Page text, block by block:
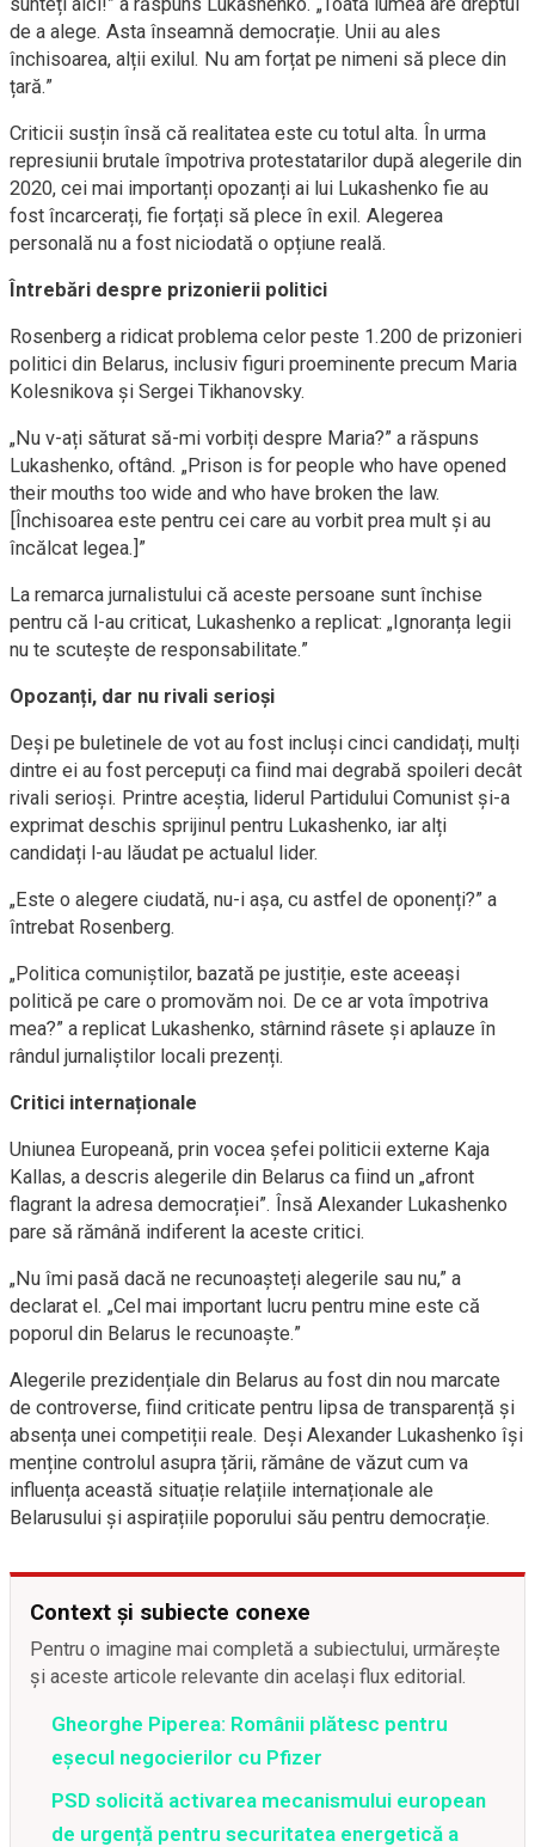
de a alege. Asta înseamnă democrație. Unii au ales
închisoarea, alții exilul. Nu am forțat pe nimeni să plece din
țară.”
Criticii susțin însă că realitatea este cu totul alta. În urma
represiunii brutale împotriva protestatarilor după alegerile din
2020, cei mai importanți opozanți ai lui Lukashenko fie au
fost încarcerați, fie forțați să plece în exil. Alegerea
personală nu a fost niciodată o opțiune reală.
Întrebări despre prizonierii politici
Rosenberg a ridicat problema celor peste 1.200 de prizonieri
politici din Belarus, inclusiv figuri proeminente precum Maria
Kolesnikova și Sergei Tikhanovsky.
„Nu v-ați săturat să-mi vorbiți despre Maria?” a răspuns
Lukashenko, oftând. „Prison is for people who have opened
their mouths too wide and who have broken the law.
[Închisoarea este pentru cei care au vorbit prea mult și au
încălcat legea.]”
La remarca jurnalistului că aceste persoane sunt închise
pentru că l-au criticat, Lukashenko a replicat: „Ignoranța legii
nu te scutește de responsabilitate.”
Opozanți, dar nu rivali serioși
Deși pe buletinele de vot au fost incluși cinci candidați, mulți
dintre ei au fost percepuți ca fiind mai degrabă spoileri decât
rivali serioși. Printre aceștia, liderul Partidului Comunist și-a
exprimat deschis sprijinul pentru Lukashenko, iar alți
candidați l-au lăudat pe actualul lider.
„Este o alegere ciudată, nu-i așa, cu astfel de oponenți?” a
întrebat Rosenberg.
„Politica comuniștilor, bazată pe justiție, este aceeași
politică pe care o promovăm noi. De ce ar vota împotriva
mea?” a replicat Lukashenko, stârnind râsete și aplauze în
rândul jurnaliștilor locali prezenți.
Critici internaționale
Uniunea Europeană, prin vocea șefei politicii externe Kaja
Kallas, a descris alegerile din Belarus ca fiind un „afront
flagrant la adresa democrației”. Însă Alexander Lukashenko
pare să rămână indiferent la aceste critici.
„Nu îmi pasă dacă ne recunoașteți alegerile sau nu,” a
declarat el. „Cel mai important lucru pentru mine este că
poporul din Belarus le recunoaște.”
Alegerile prezidențiale din Belarus au fost din nou marcate
de controverse, fiind criticate pentru lipsa de transparență și
absența unei competiții reale. Deși Alexander Lukashenko își
menține controlul asupra țării, rămâne de văzut cum va
influența această situație relațiile internaționale ale
Belarusului și aspirațiile poporului său pentru democrație.
Context și subiecte conexe
Pentru o imagine mai completă a subiectului, urmărește
și aceste articole relevante din același flux editorial.
Gheorghe Piperea: Românii plătesc pentru
eșecul negocierilor cu Pfizer
PSD solicită activarea mecanismului european
de urgență pentru securitatea energetică a